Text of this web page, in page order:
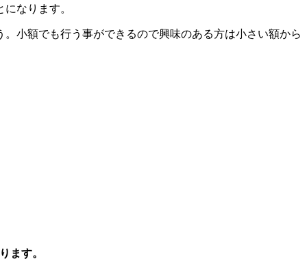
なります。
小額でも行う事ができるので興味のある方は小さい額から
ます。